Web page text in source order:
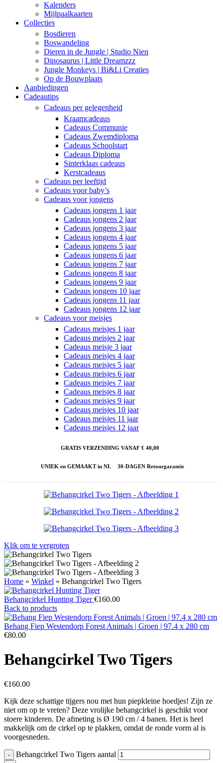
Kalenders
Mijlpaalkaarten
Collecties
Bosdieren
Boswandeling
Dieren in de Jungle | Studio Nien
Dinosaurus | Little Dreamzzz
Jungle Monkeys | Bi&Li Creaties
Op de Bouwplaats
Aanbiedingen
Cadeautips
Cadeaus per gelegenheid
Kraamcadeaus
Cadeaus Communie
Cadeaus Zwemdiploma
Cadeaus Schoolstart
Cadeaus Diploma
Sinterklaas cadeaus
Kerstcadeaus
Cadeaus per leeftijd
Cadeaus voor baby’s
Cadeaus voor jongens
Cadeaus jongens 1 jaar
Cadeaus jongens 2 jaar
Cadeaus jongens 3 jaar
Cadeaus jongens 4 jaar
Cadeaus jongens 5 jaar
Cadeaus jongens 6 jaar
Cadeaus jongens 7 jaar
Cadeaus jongens 8 jaar
Cadeaus jongens 9 jaar
Cadeaus jongens 10 jaar
Cadeaus jongens 11 jaar
Cadeaus jongens 12 jaar
Cadeaus voor meisjes
Cadeaus meisjes 1 jaar
Cadeaus meisjes 2 jaar
Cadeaus meisje 3 jaar
Cadeaus meisjes 4 jaar
Cadeaus meisjes 5 jaar
Cadeaus meisjes 6 jaar
Cadeaus meisjes 7 jaar
Cadeaus meisjes 8 jaar
Cadeaus meisjes 9 jaar
Cadeaus meisjes 10 jaar
Cadeaus meisjes 11 jaar
Cadeaus meisjes 12 jaar
GRATIS VERZENDING VANAF € 40,00
UNIEK en GEMAAKT in NL 30-DAGEN Retourgarantie
Klik om te vergroten
Home » Winkel » Behangcirkel Two Tigers
Behangcirkel Hunting Tiger€160.00
Back to products
Behang Fiep Westendorp Forest Animals | Groen | 97.4 x 280 cm
€80.00
Behangcirkel Two Tigers
€160.00
Kijk deze schattige tijgers nou met hun piepkleine hoedjes! Zijn ze
niet om op te vreten? Deze vrolijke behangcirkel is geschikt voor
stoere kinderen. De afmeting is Ø 190 cm / 4 banen. Het is heel
makkelijk om de cirkel op te plakken, omdat de ronde vorm al is
voorgesneden.
Behangcirkel Two Tigers aantal